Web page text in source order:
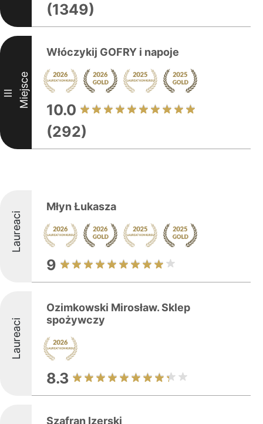
(1349)
III Miejsce
Włóczykij GOFRY i napoje
10.0
(292)
Laureaci
Młyn Łukasza
9
Laureaci
Ozimkowski Mirosław. Sklep
spożywczy
8.3
Szafran Izerski